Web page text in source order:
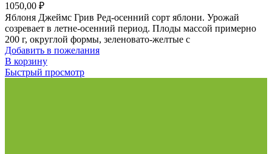
1050,00 ₽
Яблоня Джеймс Грив Ред-осенний сорт яблони. Урожай
созревает в летне-осенний период. Плоды массой примерно
200 г, округлой формы, зеленовато-желтые с
Добавить в пожелания
В корзину
Быстрый просмотр